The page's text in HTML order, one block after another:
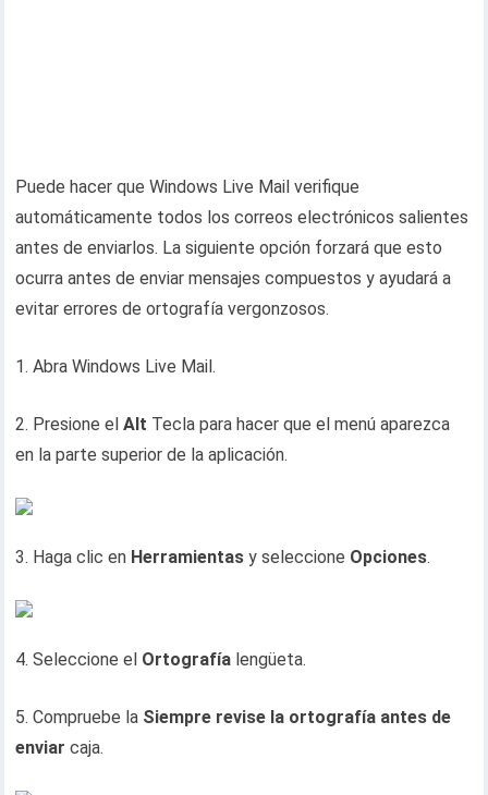
Puede hacer que Windows Live Mail verifique
automáticamente todos los correos electrónicos salientes
antes de enviarlos. La siguiente opción forzará que esto
ocurra antes de enviar mensajes compuestos y ayudará a
evitar errores de ortografía vergonzosos.
1. Abra Windows Live Mail.
2. Presione elAlt Tecla para hacer que el menú aparezca
en la parte superior de la aplicación.
3. Haga clic en Herramientas y seleccione Opciones.
4. Seleccione el Ortografía lengüeta.
5. Compruebe la Siempre revise la ortografía antes de
enviar caja.